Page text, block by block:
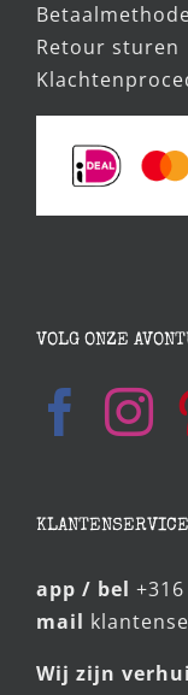
Retour sturen
VOLG ONZE
KLANTENSERVICE
app / bel
mail
Wij zijn